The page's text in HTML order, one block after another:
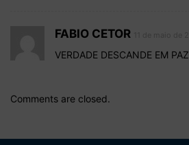
FABIO CETOR
VERDADE DESCANDE EM PAZ
Comments are closed.